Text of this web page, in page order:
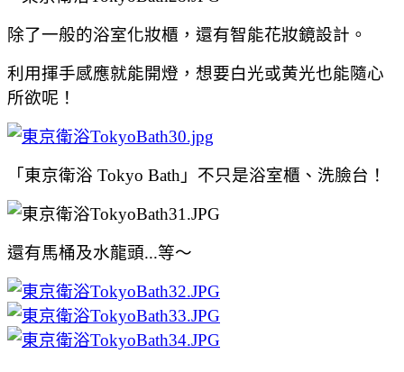
除了一般的浴室化妝櫃，還有智能花妝鏡設計。
利用揮手感應就能開燈，想要白光或黄光也能隨心
所欲呢！
「東京衛浴 Tokyo Bath」不只是浴室櫃、洗臉台！
還有馬桶及水龍頭...等～